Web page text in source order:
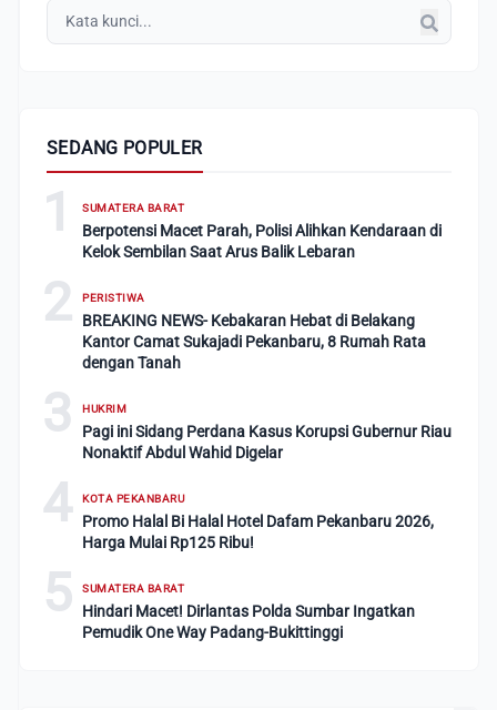
SEDANG POPULER
1 SUMATERA BARAT
Berpotensi Macet Parah, Polisi Alihkan Kendaraan di
Kelok Sembilan Saat Arus Balik Lebaran
2 PERISTIWA
BREAKING NEWS- Kebakaran Hebat di Belakang
Kantor Camat Sukajadi Pekanbaru, 8 Rumah Rata
dengan Tanah
3 HUKRIM
Pagi ini Sidang Perdana Kasus Korupsi Gubernur Riau
Nonaktif Abdul Wahid Digelar
4 KOTA PEKANBARU
Promo Halal Bi Halal Hotel Dafam Pekanbaru 2026,
Harga Mulai Rp125 Ribu!
5 SUMATERA BARAT
Hindari Macet! Dirlantas Polda Sumbar Ingatkan
Pemudik One Way Padang-Bukittinggi